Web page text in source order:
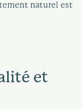
naturel est
et